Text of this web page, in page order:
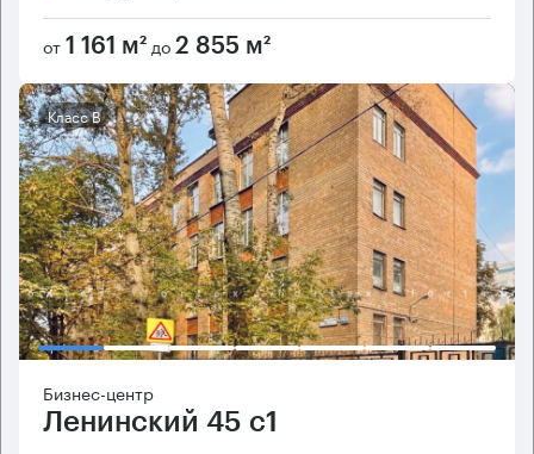
от 1 161 м² до 2 855 м²
Класс B
Бизнес-центр
Ленинский 45 с1